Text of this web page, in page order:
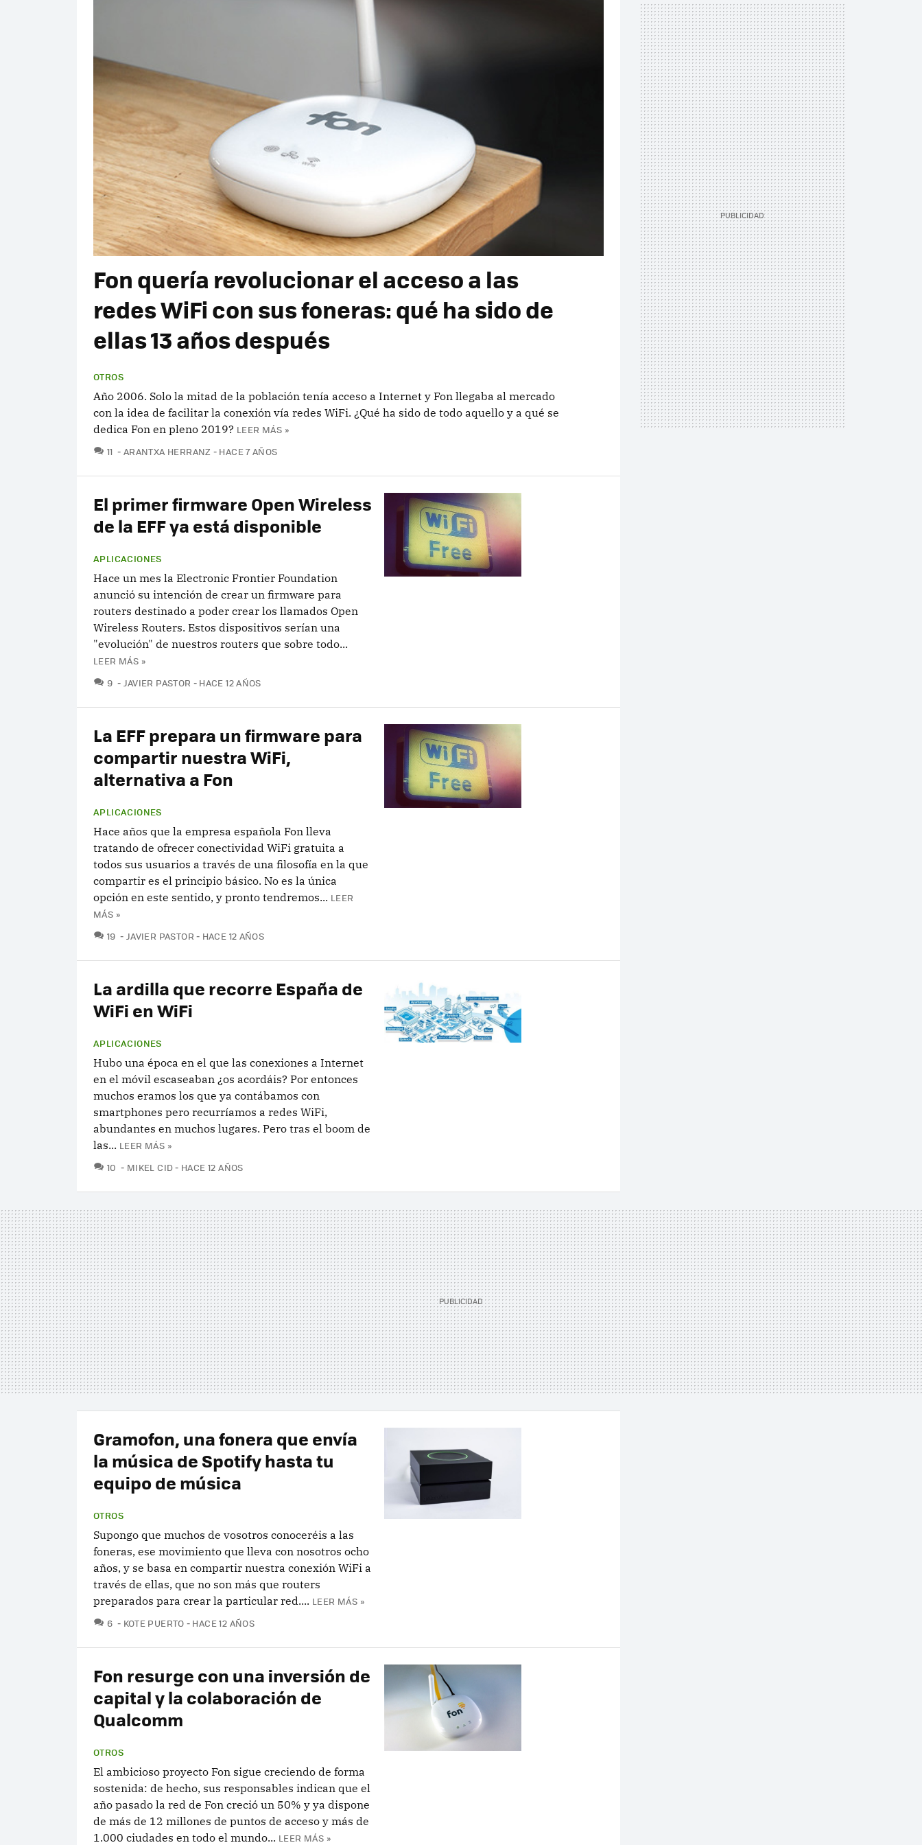
Fon quería revolucionar el acceso a las
redes WiFi con sus foneras: qué ha sido de
ellas 13 años después
OTROS
Año 2006. Solo la mitad de la población tenía acceso a Internet y Fon llegaba al mercado
con la idea de facilitar la conexión vía redes WiFi. ¿Qué ha sido de todo aquello y a qué se
dedica Fon en pleno 2019? LEER MÁS »
11 COMENTARIOS
ARANTXA HERRANZ HACE 7 AÑOS
El primer firmware Open Wireless
de la EFF ya está disponible
APLICACIONES
Hace un mes la Electronic Frontier Foundation
anunció su intención de crear un firmware para
routers destinado a poder crear los llamados Open
Wireless Routers. Estos dispositivos serían una
"evolución" de nuestros routers que sobre todo...
LEER MÁS »
9 COMENTARIOS
JAVIER PASTOR HACE 12 AÑOS
La EFF prepara un firmware para
compartir nuestra WiFi,
alternativa a Fon
APLICACIONES
Hace años que la empresa española Fon lleva
tratando de ofrecer conectividad WiFi gratuita a
todos sus usuarios a través de una filosofía en la que
compartir es el principio básico. No es la única
opción en este sentido, y pronto tendremos... LEER
MÁS »
19 COMENTARIOS
JAVIER PASTOR HACE 12 AÑOS
La ardilla que recorre España de
WiFi en WiFi
APLICACIONES
Hubo una época en el que las conexiones a Internet
en el móvil escaseaban ¿os acordáis? Por entonces
muchos eramos los que ya contábamos con
smartphones pero recurríamos a redes WiFi,
abundantes en muchos lugares. Pero tras el boom de
las... LEER MÁS »
10 COMENTARIOS
MIKEL CID HACE 12 AÑOS
Gramofon, una fonera que envía
la música de Spotify hasta tu
equipo de música
OTROS
Supongo que muchos de vosotros conoceréis a las
foneras, ese movimiento que lleva con nosotros ocho
años, y se basa en compartir nuestra conexión WiFi a
través de ellas, que no son más que routers
preparados para crear la particular red.... LEER MÁS »
6 COMENTARIOS
KOTE PUERTO HACE 12 AÑOS
Fon resurge con una inversión de
capital y la colaboración de
Qualcomm
OTROS
El ambicioso proyecto Fon sigue creciendo de forma
sostenida: de hecho, sus responsables indican que el
año pasado la red de Fon creció un 50% y ya dispone
de más de 12 millones de puntos de acceso y más de
1.000 ciudades en todo el mundo... LEER MÁS »